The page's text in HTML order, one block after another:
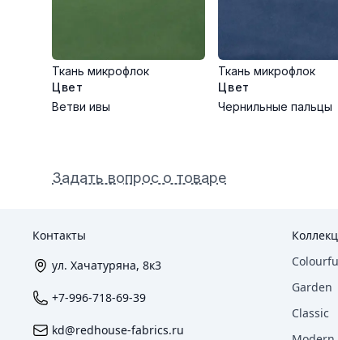
Ткань микрофлок
Цвет
Ветви ивы
Ткань микрофлок
Цвет
Чернильные пальцы
Задать вопрос о товаре
Контакты
ул. Хачатуряна, 8к3
+7-996-718-69-39
kd@redhouse-fabrics.ru
Garden
Classic